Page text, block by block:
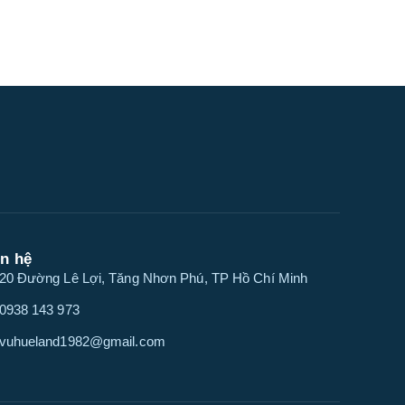
hệ
20 Đường Lê Lợi, Tăng Nhơn Phú, TP Hồ Chí Minh
0938 143 973
vuhueland1982@gmail.com